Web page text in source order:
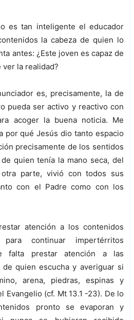
es tan inteligente el educador
la cabeza de quien lo
antes: ¿Este joven es capaz de
ver la realidad?
es, precisamente, la de
pueda ser activo y reactivo con
acoger la buena noticia. Me
por qué Jesús dio tanto espacio
precisamente de los sentidos
quien tenía la mano seca, del
parte, vivió con todos sus
con el Padre como con los
atención a los contenidos
continuar impertérritos
falta prestar atención a las
quien escucha y averiguar si
arena, piedras, espinas y
Evangelio (cf. Mt 13.1 -23). De lo
pronto se evaporan y